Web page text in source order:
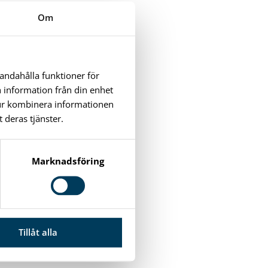
Om
funktioner för
information från din enhet
kombinera informationen
tjänster.
Marknadsföring
Tillåt alla